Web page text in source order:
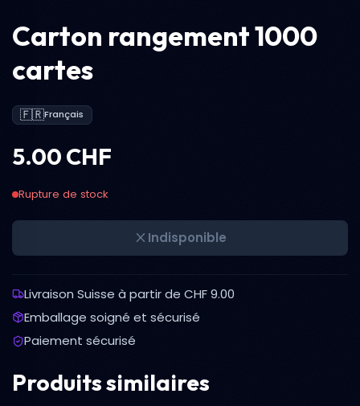
Carton rangement 1000
cartes
🇫🇷Français
5.00 CHF
Rupture de stock
Indisponible
Livraison Suisse à partir de CHF 9.00
Emballage soigné et sécurisé
Paiement sécurisé
Produits similaires